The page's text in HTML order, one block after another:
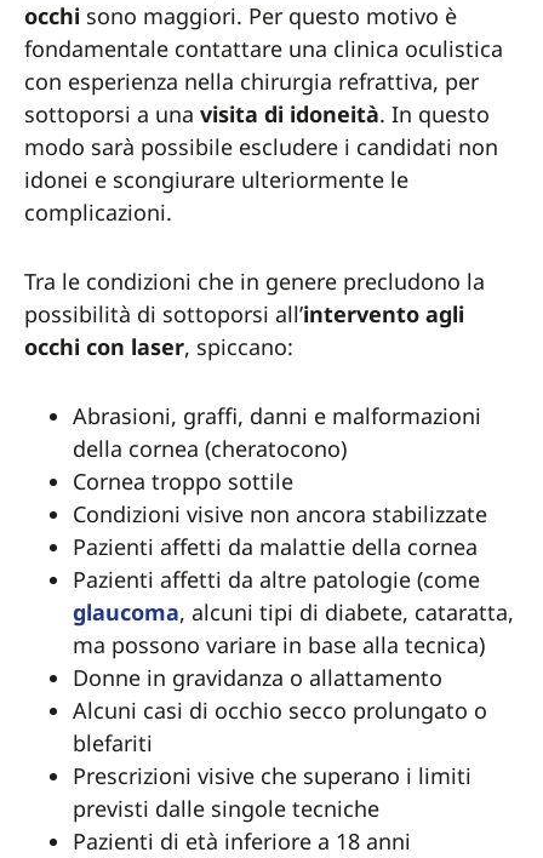
occhi sono maggiori. Per questo motivo è
fondamentale contattare una clinica oculistica
con esperienza nella chirurgia refrattiva, per
sottoporsi a una visita di idoneità. In questo
modo sarà possibile escludere i candidati non
idonei e scongiurare ulteriormente le
complicazioni.
Tra le condizioni che in genere precludono la
possibilità di sottoporsi all’intervento agli
occhi con laser, spiccano:
Abrasioni, graffi, danni e malformazioni
della cornea (cheratocono)
Cornea troppo sottile
Condizioni visive non ancora stabilizzate
Pazienti affetti da malattie della cornea
Pazienti affetti da altre patologie (come
glaucoma, alcuni tipi di diabete, cataratta,
ma possono variare in base alla tecnica)
Donne in gravidanza o allattamento
Alcuni casi di occhio secco prolungato o
blefariti
Prescrizioni visive che superano i limiti
previsti dalle singole tecniche
Pazienti di età inferiore a 18 anni